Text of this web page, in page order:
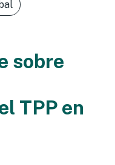
sobre
TPP en